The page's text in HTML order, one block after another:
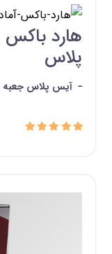
هارد
پلاس
- آیس پلاس جعبه